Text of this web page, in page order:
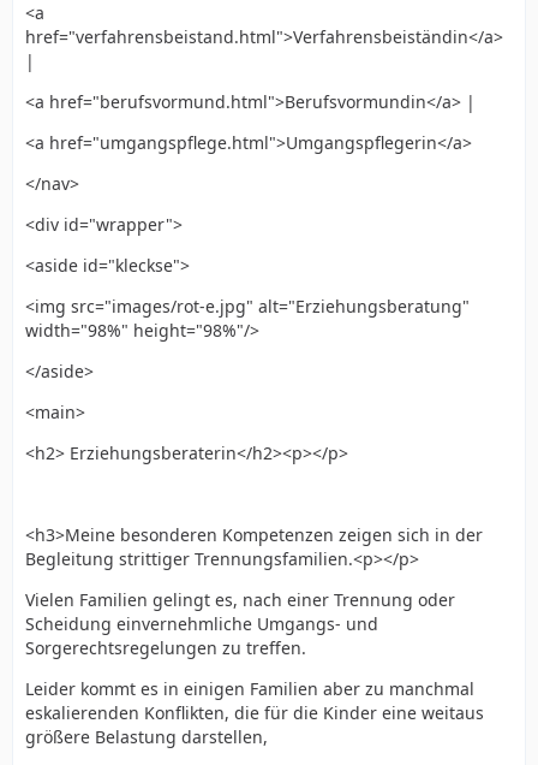
<a
href="verfahrensbeistand.html">Verfahrensbeiständin</a>
|
<a href="berufsvormund.html">Berufsvormundin</a> |
<a href="umgangspflege.html">Umgangspflegerin</a>
</nav>
<div id="wrapper">
<aside id="kleckse">
<img src="images/rot-e.jpg" alt="Erziehungsberatung"
width="98%" height="98%"/>
</aside>
<main>
<h2> Erziehungsberaterin</h2><p></p>
<h3>Meine besonderen Kompetenzen zeigen sich in der
Begleitung strittiger Trennungsfamilien.<p></p>
Vielen Familien gelingt es, nach einer Trennung oder
Scheidung einvernehmliche Umgangs- und
Sorgerechtsregelungen zu treffen.
Leider kommt es in einigen Familien aber zu manchmal
eskalierenden Konflikten, die für die Kinder eine weitaus
größere Belastung darstellen,